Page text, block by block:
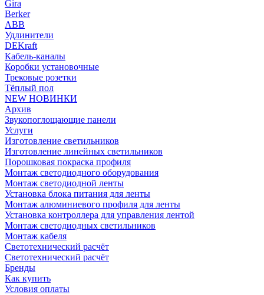
Gira
Berker
ABB
Удлинители
DEKraft
Кабель-каналы
Коробки установочные
Трековые розетки
Тёплый пол
NEW НОВИНКИ
Архив
Звукопоглощающие панели
Услуги
Изготовление светильников
Изготовление линейных светильников
Порошковая покраска профиля
Монтаж светодиодного оборудования
Монтаж светодиодной ленты
Установка блока питания для ленты
Монтаж алюминиевого профиля для ленты
Установка контроллера для управления лентой
Монтаж светодиодных светильников
Монтаж кабеля
Светотехнический расчёт
Светотехнический расчёт
Бренды
Как купить
Условия оплаты